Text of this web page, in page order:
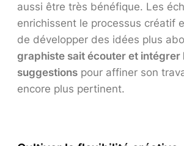
aussi être très bénéfique. Les
enrichissent le processus créatif
de développer des idées plus
graphiste sait écouter et intégrer
suggestions pour affiner son
encore plus pertinent.